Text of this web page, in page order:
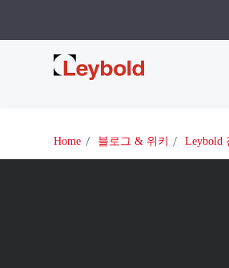
Leybold
Home 블로그 & 위키 Leybold